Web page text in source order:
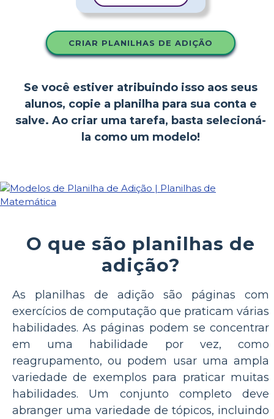
CRIAR PLANILHAS DE ADIÇÃO
Se você estiver atribuindo isso aos seus
alunos, copie a planilha para sua conta e
salve. Ao criar uma tarefa, basta selecioná-
la como um modelo!
O que são planilhas de
adição?
As planilhas de adição são páginas com
exercícios de computação que praticam várias
habilidades. As páginas podem se concentrar
em uma habilidade por vez, como
reagrupamento, ou podem usar uma ampla
variedade de exemplos para praticar muitas
habilidades. Um conjunto completo deve
abranger uma variedade de tópicos, incluindo